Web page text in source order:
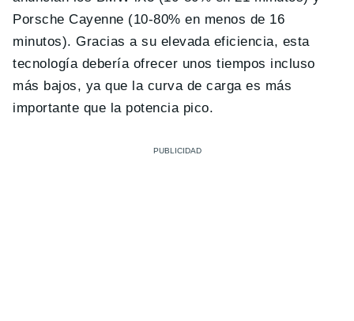
Porsche Cayenne (10-80% en menos de 16
minutos). Gracias a su elevada eficiencia, esta
tecnología debería ofrecer unos tiempos incluso
más bajos, ya que la curva de carga es más
importante que la potencia pico.